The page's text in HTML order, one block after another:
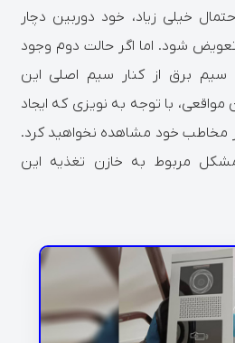
خیلی زیاد، خود دوربین دچار
شود. اما اگر حالت دوم وجود
سیم برق از کنار سیم اصلی این
با توجه به نویزی که ایجاد
مخاطب خود مشاهده نخواهید کرد.
مربوط به خازن تغذیه این